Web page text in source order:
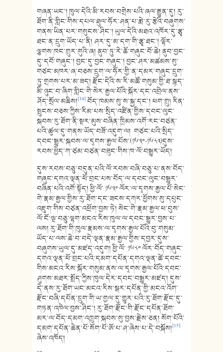
གཞན་ཡང་། ཁུལ་དེའི་མི་རབས་བགྲེས་པའི་ཞལ་རྒྱུན་དུ། རུ་
ཐོག་ནི་གླིང་གིས་དཔལ་ཐུལ་ཧོར་ཤན་པ་རྨེ་རུ་རྩེའི་བཞུགས་
གནས་ཡིན་པར་གསུངས་ཤིང་། ཡུལ་དེའི་མཐའ་འཁོར་དུ་རྩྭ་
ཐང་ན་དྲུག་ཡོད་པ་ནི། ཤར་དུ་མ་དག་གི་རྩྭ་ཐང་། ལྷོར་
ལྕགས་ཁང་གྲུར་གུའི་ཞ། ནུབ་ཏུ་རེ་ཆོ་གཞུང་བོ་ཆེ། ནུབ་བྱང་
དུ་དབོ་གཞུང་། བྱང་དུ་བྱང་གཞུང་། བྱང་ཤར་མཚམས་སུ་
གཙང་མཁར་ཞ་བཅས་དྲུག་ལ་ཧོར་གྱི་ན་དམར་གཞུང་དྲུག་
ཏུ་གྲགས་པར་མ་ཟད། རྫོང་དེའི་ས་རི་མཚོ་གསུམ་གྱི་ཐ་སྙད་
མི་ཉུང་བ་ཞིག་གླིང་གེ་སེར་རྒྱལ་པོའི་སྐོར་དང་འབྲེལ་ནས་
ཤོད་སྲོལ་མཆིས།[14]བོད་ཁམས་སུ་ས་སྐྱ་དང་། ཕག་གྲུ། རིན་
སྤུངས་བཅས་ཀྱིས་རིམ་པས་སྲིད་འཛིན་གྱིས་དབང་ལུང་
སྐབས་རུ་ཐོག་ནི་སྔར་མུས་བཞིན་ཁྲིམས་འགོ་རང་བཙན་
པའི་ཚུལ་དུ་གནས་ཡོད་བཟོ་འདུག་ལ། གཙང་པའི་སྲིད་
དབང་སྒྱུར་སྐབས་ལ་དྭགས་རྒྱལ་པོས་(༡༦༣༠-༡༦༨༣)དུས་
རབས་ཕྱེད་ཀ་ཙམ་བཙན་བཟུང་གིས་ཁ་ལོ་བསྒྱུར་ཡོད།
དུས་རབས་བཅུ་བདུན་པའི་ལོ་རབས་བཞི་བཅུ་པ་ནས་བོད་
གཞུང་དགའ་ལྡན་ཕོ་བྲང་པས་བོད་ལ་དབང་ལུང་བསྒྱུར་
བཞིན་པའི་འགོ་སྟོད། ཕྱི་ལོ་ ༡༦༣༠ ལོར་ལ་དྭགས་རྒྱལ་པོ་སེང་
གེ་རྣམ་རྒྱལ་གྱིས་རུ་ཐོག་དང་ཟངས་དཀར་ཕྱོགས་སུ་དཔུང་
འཇུག་གིས་བཙན་འཕྲོག་བྱས་ཏེ། སེང་གེ་རྣམ་རྒྱལ་ཕ་བུས་
ལོ་ངོ་ལྔ་བཅུ་ལྷག་མངའ་རིས་ཁུལ་ལ་དབང་སྒྱུར་བྱས་པ་
ལས། རུ་ཐོག་གི་ཁུལ་རྣམས་ལ་དྭགས་རྒྱལ་པོའི་བུ་གསུམ་
ཡོད་པ་ལས་ཆེ་བ་བདེ་ལྡན་རྣམ་རྒྱལ་གྱིས་དབྱར་དུས་
བཞུགས་ཡུལ་དུ་མཛད་འདུག། ཕྱི་ལོ་ ༡༦༨༠ ལོར་བོད་གཞུང་
དགའ་ལྡན་ཕོ་བྲང་པའི་དམག་དཔོན་དགའ་ལྡན་ཚེ་དབང་
གིས་མངའ་རིས་སྐོར་གསུམ་ནས་ལ་དྭགས་རྒྱལ་པོའི་དབང་
ཤུགས་མཐར་སྤྲོད་ཀྱིས་ཁུལ་དེར་དབང་བསྒྱུར་མཛད། དུས་
དེ་ནས་རུ་ཐོག་ཡང་མངའ་རིས་སྒར་དཔོན་གྱི་མངའ་འོག་
རྫོང་བཞི་དཔོན་དྲུག་གི་ཡ་གྱལ་དུ་གྱུར་པའི་རུ་ཐོག་རྫོང་དུ་
གཏན་འཁེལ་བྱས་ཤིང་། རུ་ཐོག་རྫོང་གི་རྫོང་དཔོན་ཐོག་
མར་ལ་བོད་དམག་འཁྲུག་སྐབས་སུ་བྱས་རྗེས་ཅན། སོག་པོའི་
དམག་དཔོན་ཆེན་པོ་སོག་པོ་ཨོ་པ་ཤ་ཞེས་པ་དེ་བསྐོས།[15]
ཞེས་འཁོད།